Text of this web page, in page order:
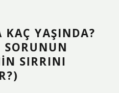
KAÇ YAŞINDA?
SORUNUN
SIRRINI